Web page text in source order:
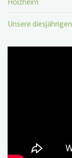
Unsere